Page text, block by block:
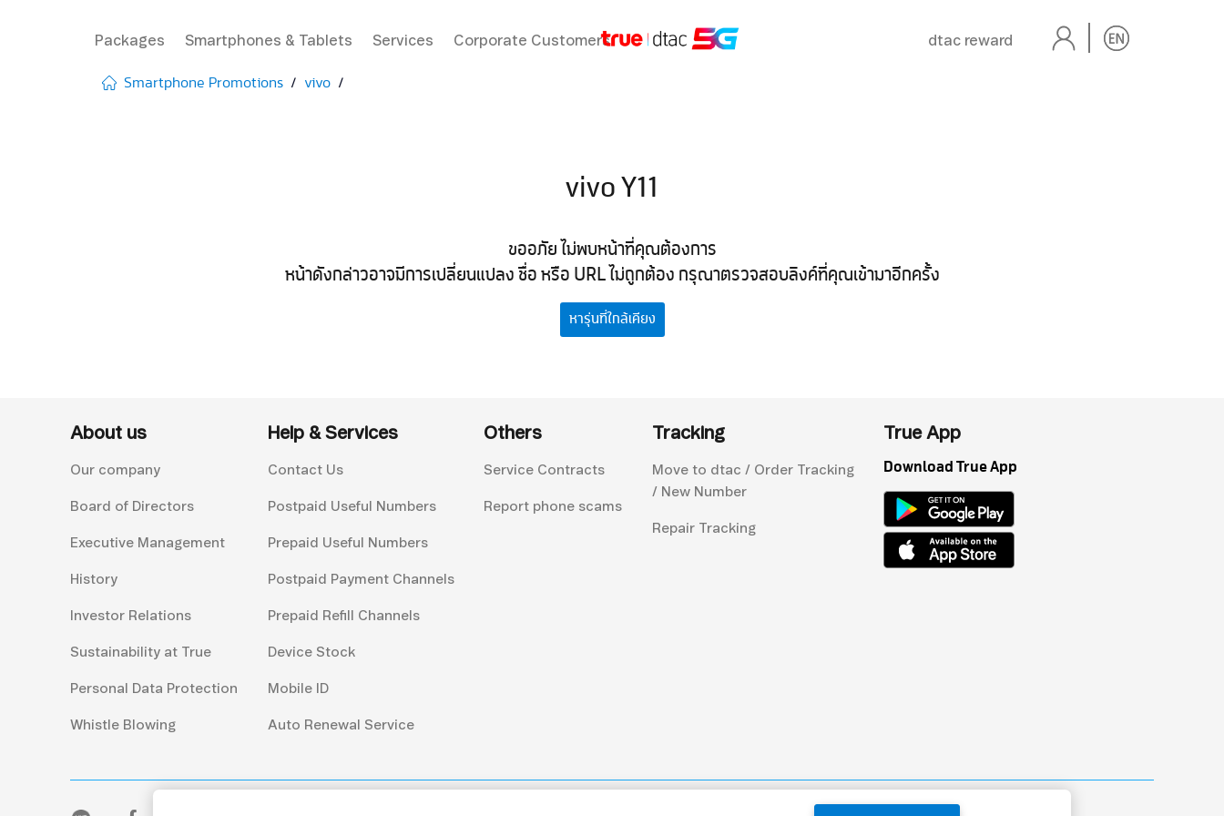
Packages Smartphones & Tablets Services Corporate Customers dtac reward
Smartphone Promotions vivo
vivo Y11
ขออภัย ไม่พบหน้าที่คุณต้องการ
หน้าดังกล่าวอาจมีการเปลี่ยนแปลง ชื่อ หรือ URL ไม่ถูกต้อง กรุณาตรวจสอบลิงค์ที่คุณเข้ามาอีกครั้ง
หารุ่นที่ใกล้เคียง
About us
Our company
Board of Directors
Executive Management
History
Investor Relations
Sustainability at True
Personal Data Protection
Whistle Blowing
Help & Services
Contact Us
Postpaid Useful Numbers
Prepaid Useful Numbers
Postpaid Payment Channels
Prepaid Refill Channels
Device Stock
Mobile ID
Auto Renewal Service
Others
Service Contracts
Report phone scams
Tracking
Move to dtac / Order Tracking
/ New Number
Repair Tracking
True App
Download True App